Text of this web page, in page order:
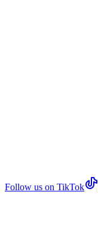
Follow us on TikTok